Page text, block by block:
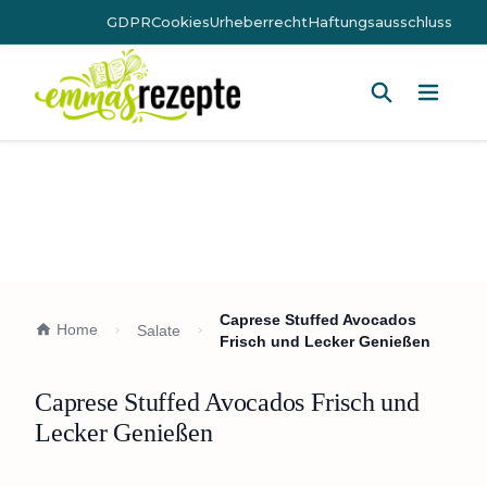
GDPRCookiesUrheberrechtHaftungsausschluss
Home Salate
Caprese Stuffed Avocados
Frisch und Lecker Genießen
Caprese Stuffed Avocados Frisch und
Lecker Genießen